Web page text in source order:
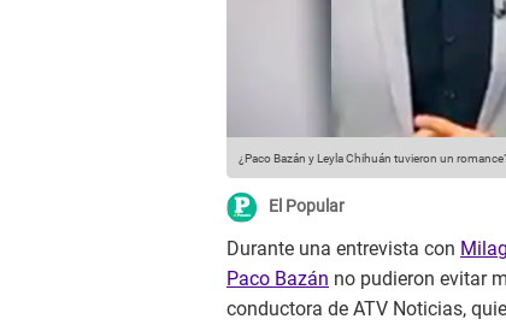
¿Paco Bazán y Leyla Chihuán tuvieron un
El Popular
Durante una entrevista con
Paco Bazán no pudieron evitar
conductora de ATV Noticias,